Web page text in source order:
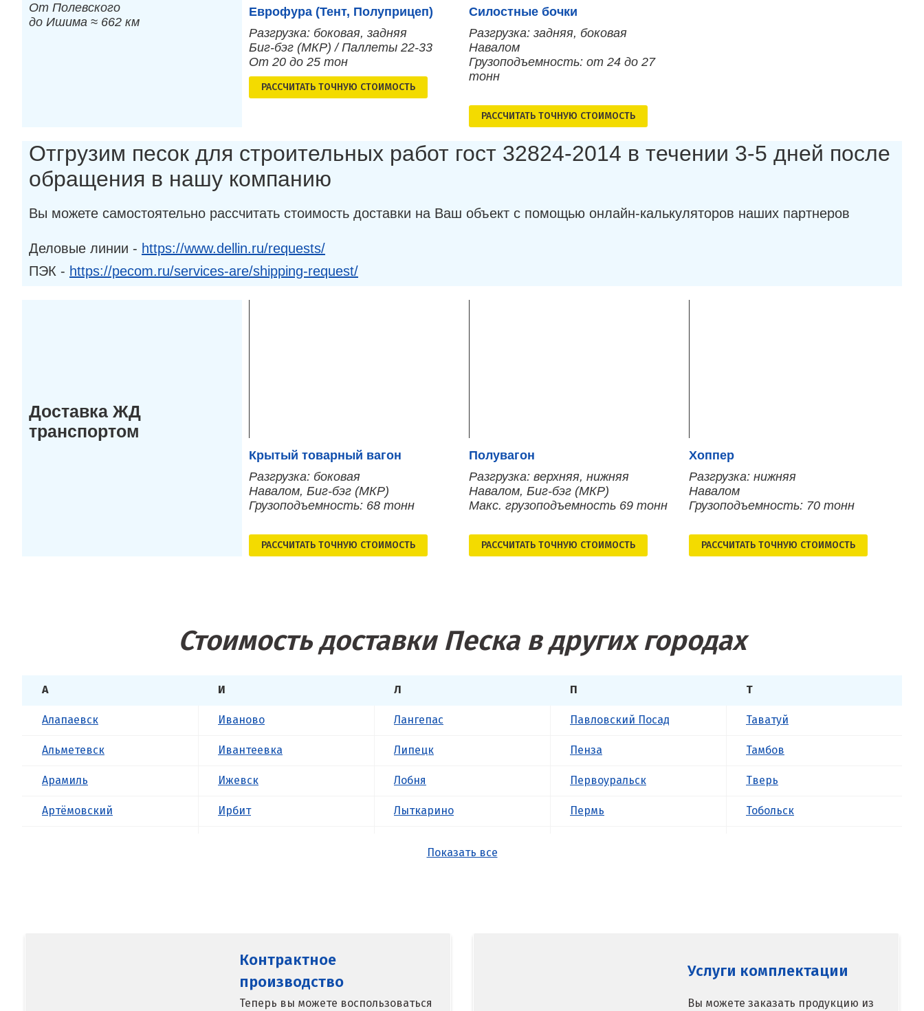
От Полевского
до Ишима ≈ 662 км
Еврофура (Тент, Полуприцеп)
Разгрузка: боковая, задняя
Биг-бэг (МКР) / Паллеты 22-33
От 20 до 25 тон
РАСCЧИТАТЬ ТОЧНУЮ СТОИМОСТЬ
Силостные бочки
Разгрузка: задняя, боковая
Навалом
Грузоподъемность: от 24 до 27
тонн
РАСCЧИТАТЬ ТОЧНУЮ СТОИМОСТЬ
Отгрузим песок для строительных работ гост 32824-2014 в течении 3-5 дней после
обращения в нашу компанию
Вы можете самостоятельно рассчитать стоимость доставки на Ваш объект с помощью онлайн-калькуляторов наших партнеров
Деловые линии - https://www.dellin.ru/requests/
ПЭК - https://pecom.ru/services-are/shipping-request/
Доставка ЖД
транспортом
Крытый товарный вагон
Разгрузка: боковая
Навалом, Биг-бэг (МКР)
Грузоподъемность: 68 тонн
РАСCЧИТАТЬ ТОЧНУЮ СТОИМОСТЬ
Полувагон
Разгрузка: верхняя, нижняя
Навалом, Биг-бэг (МКР)
Макс. грузоподъемность 69 тонн
РАСCЧИТАТЬ ТОЧНУЮ СТОИМОСТЬ
Хоппер
Разгрузка: нижняя
Навалом
Грузоподъемность: 70 тонн
РАСCЧИТАТЬ ТОЧНУЮ СТОИМОСТЬ
Стоимость доставки Песка в других городах
А
Алапаевск
Альметевск
Арамиль
Артёмовский
И
Иваново
Ивантеевка
Ижевск
Ирбит
Калуга
Л
Лангепас
Липецк
Лобня
Лыткарино
П
Павловский Посад
Пенза
Первоуральск
Пермь
Т
Таватуй
Тамбов
Тверь
Тобольск
Показать все
Контрактное
производство
Теперь вы можете воспользоваться
Услуги комплектации
Вы можете заказать продукцию из